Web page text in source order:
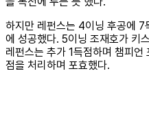
하지만 레펀스는 4이닝 후공에
에 성공했다. 5이닝 조재호가 키
레펀스는 추가 1득점하며 챔피
점을 처리하며 포효했다.